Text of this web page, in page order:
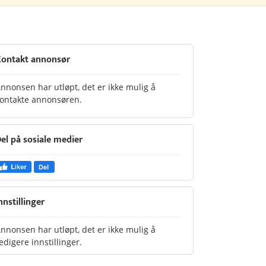
annonsør
har utløpt, det er ikke mulig å
annonsøren.
på sosiale medier
har utløpt, det er ikke mulig å
innstillinger.